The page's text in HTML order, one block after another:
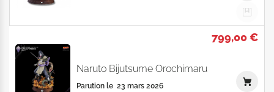
799,00 €
Naruto Bijutsume Orochimaru
Parution le 23 mars 2026